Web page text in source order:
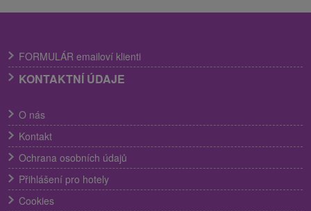
FORMULÁR emailoví klienti
KONTAKTNÍ ÚDAJE
O nás
Kontakt
Ochrana osobních údajů
Přihlášení pro hotely
Cookies